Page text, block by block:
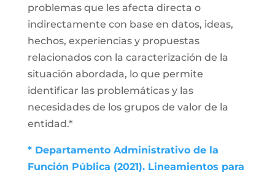
problemas que les afecta directa o
indirectamente con base en datos, ideas,
hechos, experiencias y propuestas
relacionados con la caracterización de la
situación abordada, lo que permite
identificar las problemáticas y las
necesidades de los grupos de valor de la
entidad.*
* Departamento Administrativo de la
Función Pública (2021). Lineamientos para